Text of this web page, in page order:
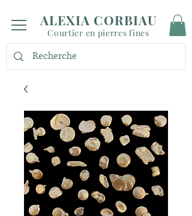
ALEXIA CORBIAU
Courtier en pierres fines